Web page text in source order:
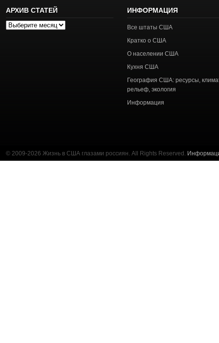
АРХИВ СТАТЕЙ
Архив
ИНФОРМАЦИЯ
Все штаты США
Кратко о США
О населении США
Кухня США
География США: ресурсы,
рельеф, экология
Информация
© 2009-2026 Жизнь в США глазами россиян. All Rights Reserved.